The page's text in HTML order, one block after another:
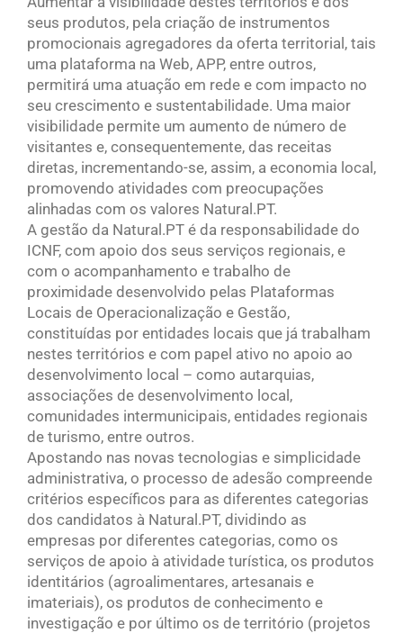
seus produtos, pela criação de instrumentos
promocionais agregadores da oferta territorial, tais
uma plataforma na Web, APP, entre outros,
permitirá uma atuação em rede e com impacto no
seu crescimento e sustentabilidade. Uma maior
visibilidade permite um aumento de número de
visitantes e, consequentemente, das receitas
diretas, incrementando-se, assim, a economia local,
promovendo atividades com preocupações
alinhadas com os valores Natural.PT.
A gestão da Natural.PT é da responsabilidade do
ICNF, com apoio dos seus serviços regionais, e
com o acompanhamento e trabalho de
proximidade desenvolvido pelas Plataformas
Locais de Operacionalização e Gestão,
constituídas por entidades locais que já trabalham
nestes territórios e com papel ativo no apoio ao
desenvolvimento local – como autarquias,
associações de desenvolvimento local,
comunidades intermunicipais, entidades regionais
de turismo, entre outros.
Apostando nas novas tecnologias e simplicidade
administrativa, o processo de adesão compreende
critérios específicos para as diferentes categorias
dos candidatos à Natural.PT, dividindo as
empresas por diferentes categorias, como os
serviços de apoio à atividade turística, os produtos
identitários (agroalimentares, artesanais e
imateriais), os produtos de conhecimento e
investigação e por último os de território (projetos